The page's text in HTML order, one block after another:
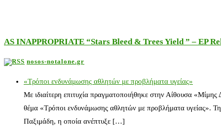
AS INAPPROPRIATE “Stars Bleed & Trees Yield ” – EP
nosos-notalone.gr
«Τρόποι ενδυνάμωσης αθλητών με προβλήματα υγείας»
Με ιδιαίτερη επιτυχία πραγματοποιήθηκε στην Αίθουσα
θέμα «Τρόποι ενδυνάμωσης αθλητών με προβλήματα υγείας».
Παξιμάδη, η οποία ανέπτυξε […]